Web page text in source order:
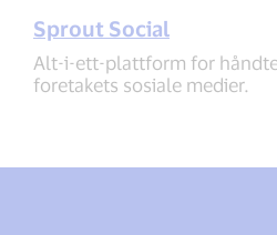
Sprout Social
Alt-i-ett-plattform for
foretakets sosiale medier.